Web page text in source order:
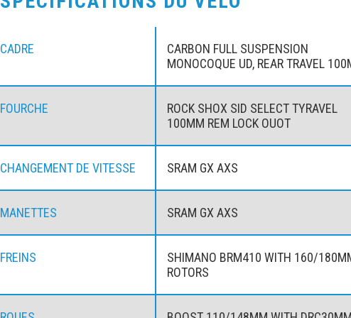
CADRE
CARBON FULL SUSPENSION
MONOCOQUE UD, REAR TRAVEL
FOURCHE
ROCK SHOX SID SELECT TYRAVEL
100MM REM LOCK OUOT
CHANGEMENT DE VITESSE SRAM GX AXS
MANETTES SRAM GX AXS
FREINS
SHIMANO BRM410 WITH 160/
ROTORS